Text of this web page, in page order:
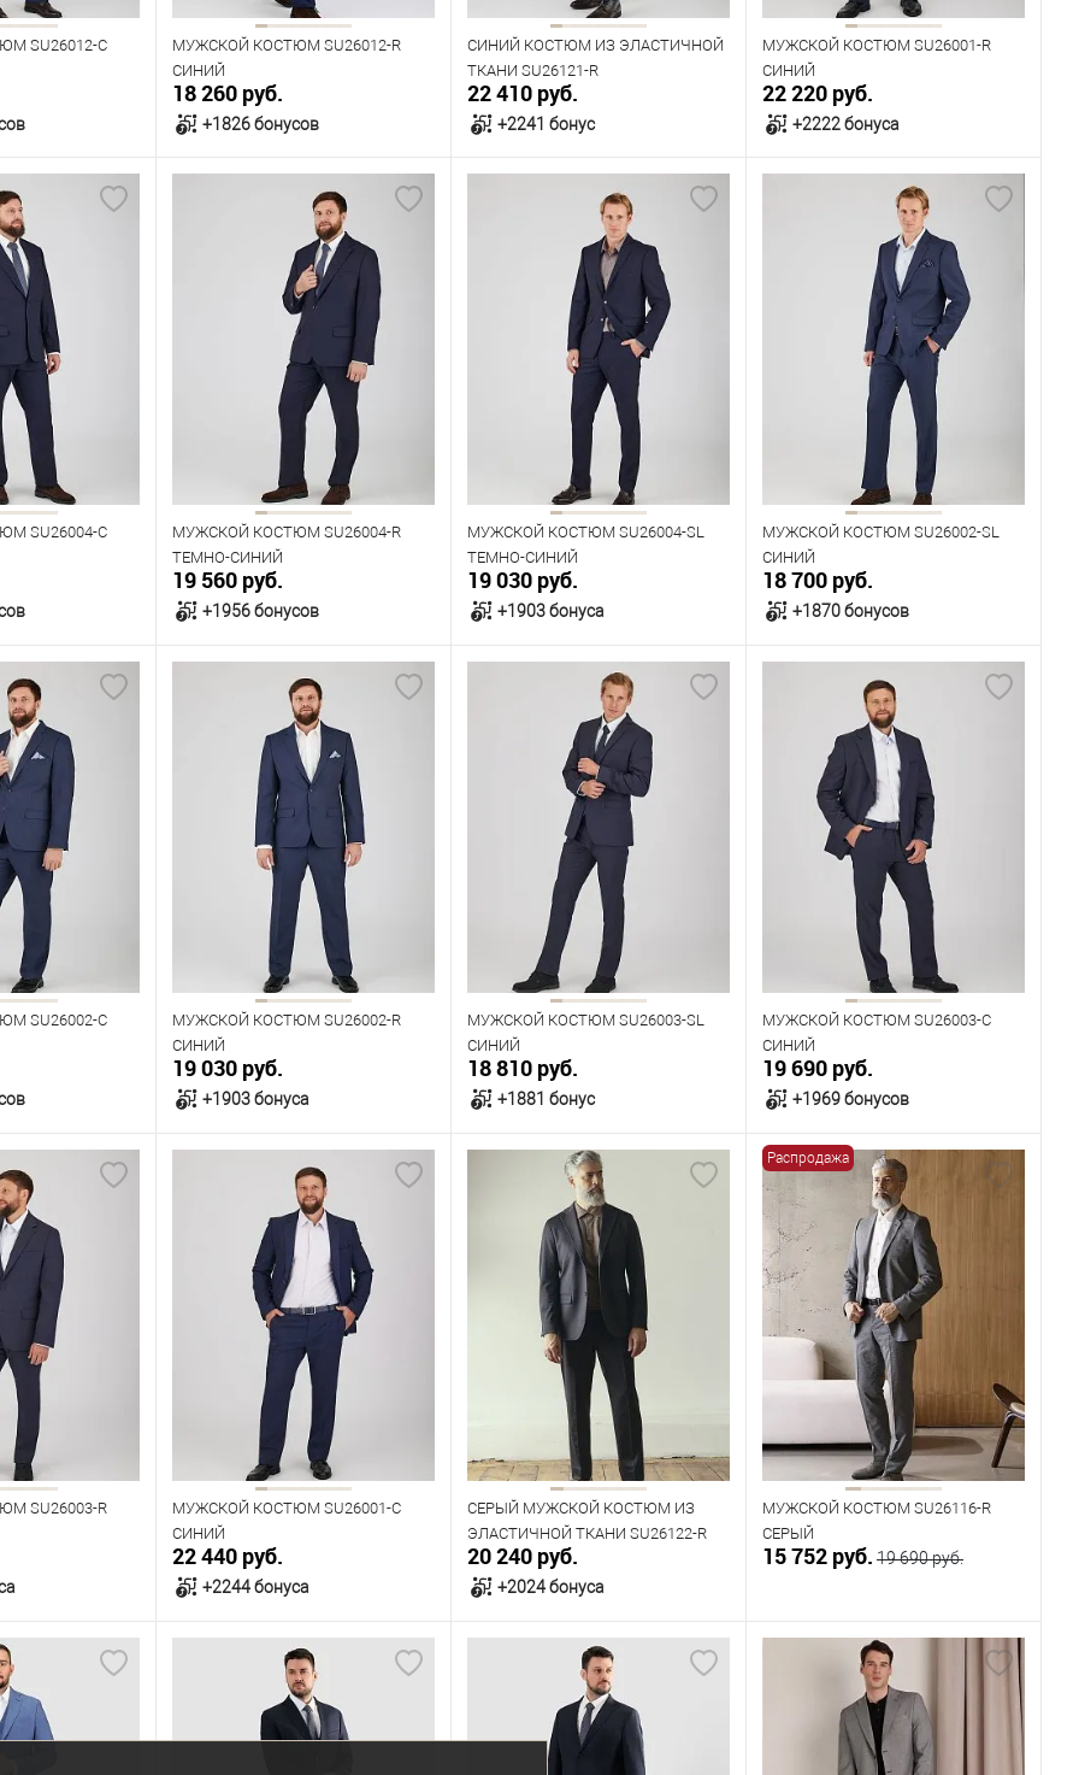
SU26012-С
194
МУЖСКОЙ КОСТЮМ SU26012-R
СИНИЙ
18 260 руб.
+1826 бонусов
В корзину
Таблица размеров
СИНИЙ КОСТЮМ ИЗ ЭЛАСТИЧНОЙ
ТКАНИ SU26121-R
22 410 руб.
+2241 бонус
В корзину
Таблица размеров
Размер одежды
104 108
188
МУЖСКОЙ КОСТЮМ SU26001-R
СИНИЙ
22 220 руб.
+2222 бонуса
В корзину
Таблица размеров
Размер одежды
SU26004-С
116 120
МУЖСКОЙ КОСТЮМ SU26004-R
ТЕМНО-СИНИЙ
19 560 руб.
+1956 бонусов
В корзину
В наличии
Таблица размеров
Размер одежды
108 112
188 194
МУЖСКОЙ КОСТЮМ SU26004-SL
ТЕМНО-СИНИЙ
19 030 руб.
+1903 бонуса
В корзину
Таблица размеров
Размер одежды
100
176 182
МУЖСКОЙ КОСТЮМ SU26002-SL
СИНИЙ
18 700 руб.
+1870 бонусов
В корзину
В наличии
Таблица размеров
Размер одежды
96 100
182 194
SU26002-С
116
МУЖСКОЙ КОСТЮМ SU26002-R
СИНИЙ
19 030 руб.
+1903 бонуса
В корзину
В наличии
Таблица размеров
Размер одежды
112
182 188
МУЖСКОЙ КОСТЮМ SU26003-SL
СИНИЙ
18 810 руб.
+1881 бонус
В корзину
В наличии
Таблица размеров
Размер одежды
96 100 104
188
МУЖСКОЙ КОСТЮМ SU26003-С
СИНИЙ
19 690 руб.
+1969 бонусов
В корзину
В наличии
Таблица размеров
Размер одежды
108 112
Рост
176 182
SU26003-R
МУЖСКОЙ КОСТЮМ SU26001-С
СИНИЙ
22 440 руб.
+2244 бонуса
В корзину
В наличии
СЕРЫЙ МУЖСКОЙ КОСТЮМ ИЗ
ЭЛАСТИЧНОЙ ТКАНИ SU26122-R
20 240 руб.
+2024 бонуса
В корзину
В наличии
Таблица размеров
Распродажа
МУЖСКОЙ КОСТЮМ SU26116-R
СЕРЫЙ
15 752 руб. 19 690 руб.
В корзину
В наличии
Таблица размеров